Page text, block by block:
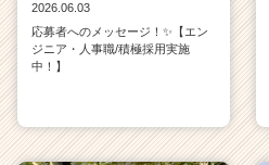
2026.06.03
応募者へのメッセージ！✨【エン
ジニア・人事職/積極採用実施
中！】